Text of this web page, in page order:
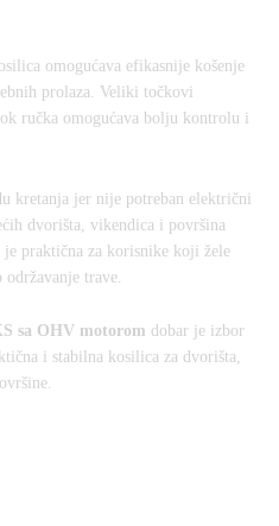
omogućava efikasnije košenje
prolaza. Veliki točkovi
ručka omogućava bolju kontrolu i
kretanja jer nije potreban električni
dvorišta, vikendica i površina
praktična za korisnike koji žele
održavanje trave.
sa OHV motorom dobar je izbor
i stabilna kosilica za dvorišta,